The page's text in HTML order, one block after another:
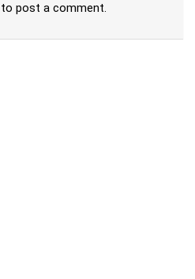
to post a comment.